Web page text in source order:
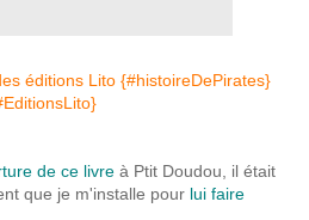
de ce livre à Ptit Doudou, il était
que je m'installe pour lui faire